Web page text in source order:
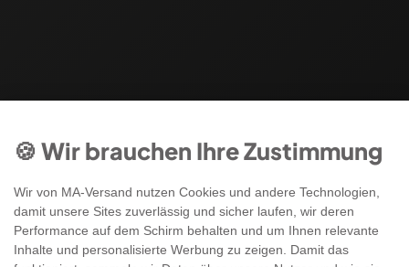
🍪 Wir brauchen Ihre Zustimmung
Wir von MA-Versand nutzen Cookies und andere Technologien,
damit unsere Sites zuverlässig und sicher laufen, wir deren
Performance auf dem Schirm behalten und um Ihnen relevante
Inhalte und personalisierte Werbung zu zeigen. Damit das